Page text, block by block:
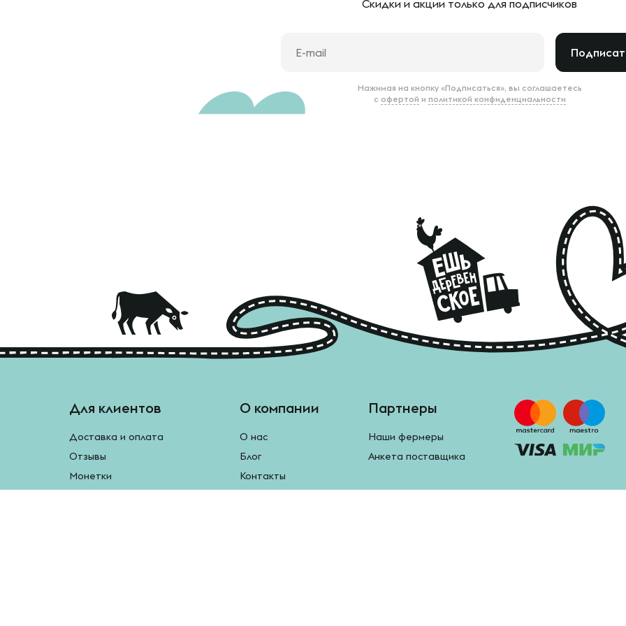
Скидки и акции только для подписчиков
Нажимая на кнопку «Подписаться», вы соглашаетесь
с офертой и политикой конфиденциальности
Для клиентов
Доставка и оплата
Отзывы
Монетки
О компании
О нас
Блог
Контакты
Партнеры
Наши фермеры
Анкета поставщика